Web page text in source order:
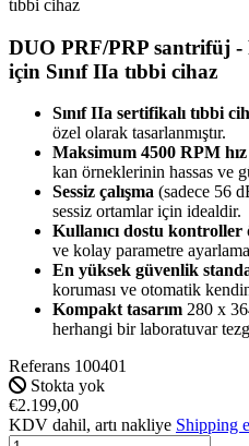
DUO PRF/PRP santrifüj -
için Sınıf IIa tıbbi cihaz
Sınıf IIa sertifikalı tıbbi
özel olarak tasarlanmıştır.
Maksimum 4500 RPM hız
kan örneklerinin hassas ve
Sessiz çalışma (sadece 56
sessiz ortamlar için idealdir.
Kullanıcı dostu kontroller
ve kolay parametre
En yüksek güvenlik
koruması ve otomatik
Kompakt tasarım 280 x
herhangi bir laboratuvar
Referans 100401
Stokta yok
€2.199,00
KDV dahil, artı nakliye Shipping